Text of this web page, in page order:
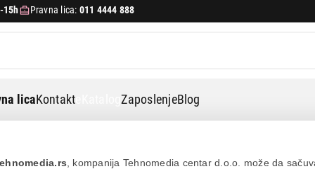
, kompanija Tehnomedia centar d.o.o. može da
15h Pravna lica: 011 4444 888
licaKontakt eKatalogZaposlenjeBlog